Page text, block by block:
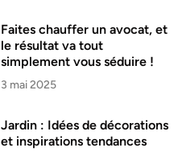
Faites chauffer un avocat, et
le résultat va tout
simplement vous séduire !
3 mai 2025
Jardin : Idées de décorations
et inspirations tendances